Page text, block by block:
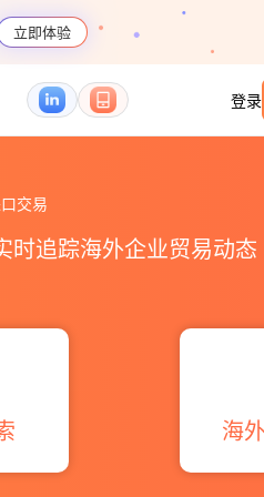
立即体验
登录
交易
时追踪海外企业贸易动态
海